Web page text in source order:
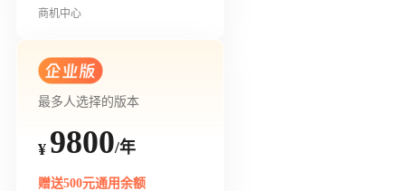
商机中心
最多人选择的版本
¥ 9800/年
赠送500元通用余额